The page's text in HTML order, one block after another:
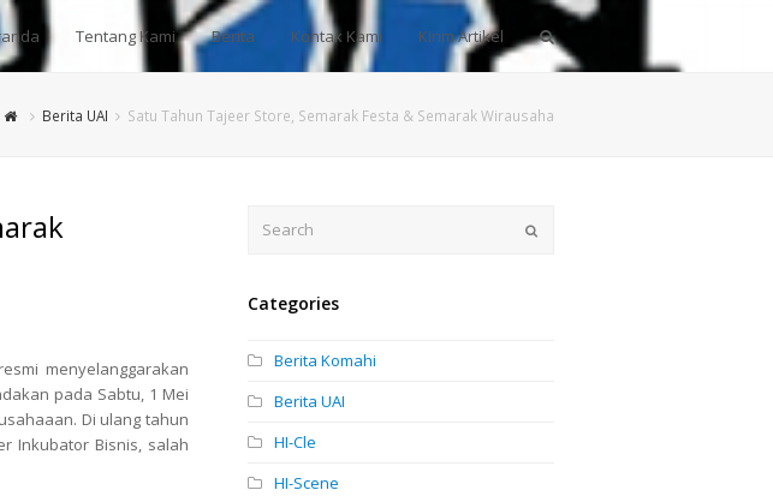
Tentang Kami Berita Kontak Kami Kirim Artikel
Berita UAI Satu Tahun Tajeer Store, Semarak Festa & Semarak Wirausaha
menyelanggarakan
pada Sabtu, 1 Mei
Di ulang tahun
Inkubator Bisnis, salah
Categories
Berita Komahi
Berita UAI
HI-Cle
HI-Scene